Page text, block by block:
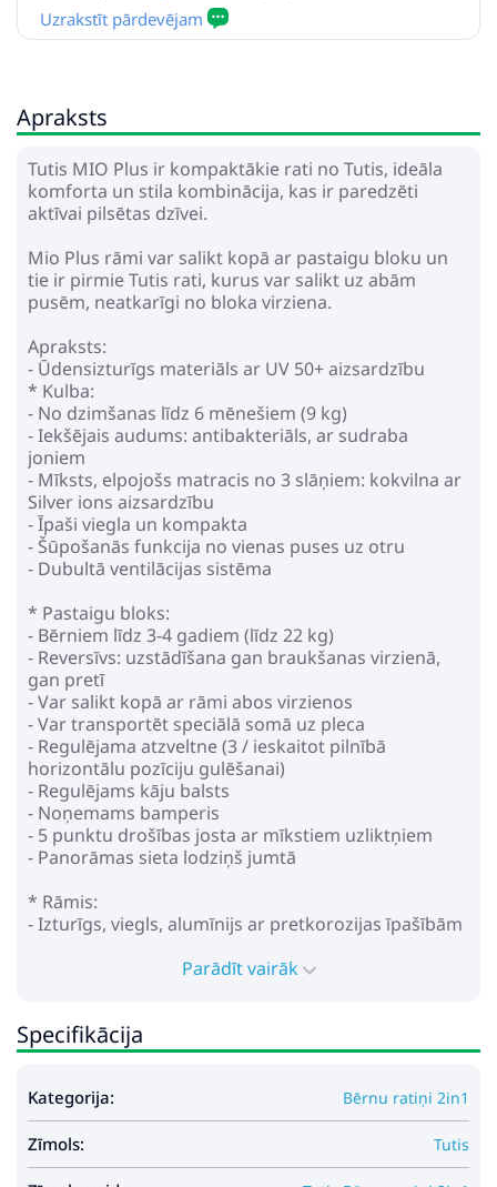
Apraksts
Tutis MIO Plus ir kompaktākie rati no Tutis, ideāla
komforta un stila kombinācija, kas ir paredzēti
aktīvai pilsētas dzīvei.
Mio Plus rāmi var salikt kopā ar pastaigu bloku un
tie ir pirmie Tutis rati, kurus var salikt uz abām
pusēm, neatkarīgi no bloka virziena.
Apraksts:
- Ūdensizturīgs materiāls ar UV 50+ aizsardzību
* Kulba:
- No dzimšanas līdz 6 mēnešiem (9 kg)
- Iekšējais audums: antibakteriāls, ar sudraba
joniem
- Mīksts, elpojošs matracis no 3 slāņiem: kokvilna ar
Silver ions aizsardzību
- Īpaši viegla un kompakta
- Šūpošanās funkcija no vienas puses uz otru
- Dubultā ventilācijas sistēma
* Pastaigu bloks:
- Bērniem līdz 3-4 gadiem (līdz 22 kg)
- Reversīvs: uzstādīšana gan braukšanas virzienā,
gan pretī
- Var salikt kopā ar rāmi abos virzienos
- Var transportēt speciālā somā uz pleca
- Regulējama atzveltne (3 / ieskaitot pilnībā
horizontālu pozīciju gulēšanai)
- Regulējams kāju balsts
- Noņemams bamperis
- 5 punktu drošības josta ar mīkstiem uzliktņiem
- Panorāmas sieta lodziņš jumtā
* Rāmis:
- Izturīgs, viegls, alumīnijs ar pretkorozijas īpašībām
- Dubultā amortizācijas sistēma uz visiem ritiņiem
- Pašeļļojošās POM bukses
- Iebūvēti atstarotāji
- Priekšējie riteņi ar pagriešanas un fiksācijas iespēju
taisnai braukšanai
- Šasijas riteņi stiprinās ar vienu klikšķi
- Liels, atvērta tipa, iepirkumu grozs
Parādīt vairāk
Specifikācija
Kategorija: Bērnu ratiņi 2in1
Zīmols: Tutis